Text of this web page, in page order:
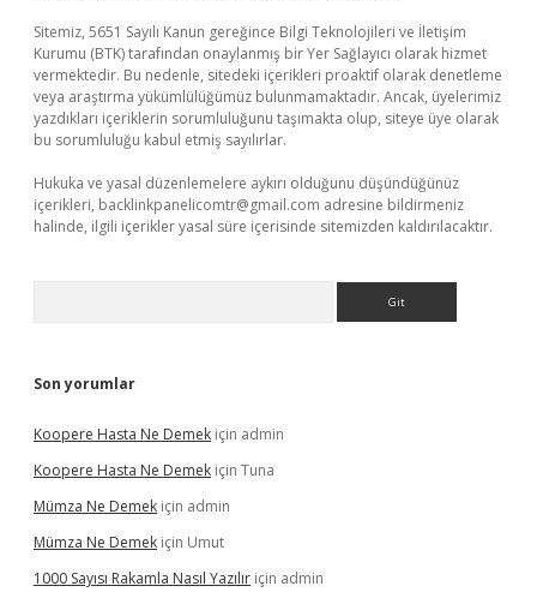
Sitemiz, 5651 Sayılı Kanun gereğince Bilgi Teknolojileri ve İletişim
Kurumu (BTK) tarafından onaylanmış bir Yer Sağlayıcı olarak hizmet
vermektedir. Bu nedenle, sitedeki içerikleri proaktif olarak denetleme
veya araştırma yükümlülüğümüz bulunmamaktadır. Ancak, üyelerimiz
yazdıkları içeriklerin sorumluluğunu taşımakta olup, siteye üye olarak
bu sorumluluğu kabul etmiş sayılırlar.
Hukuka ve yasal düzenlemelere aykırı olduğunu düşündüğünüz
içerikleri, backlinkpanelicomtr@gmail.com adresine bildirmeniz
halinde, ilgili içerikler yasal süre içerisinde sitemizden kaldırılacaktır.
Son yorumlar
Koopere Hasta Ne Demek için admin
Koopere Hasta Ne Demek için Tuna
Mümza Ne Demek için admin
Mümza Ne Demek için Umut
1000 Sayısı Rakamla Nasıl Yazılır için admin